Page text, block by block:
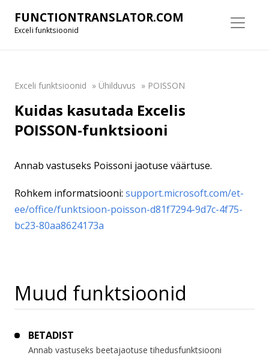
FUNCTIONTRANSLATOR.COM
Exceli funktsioonid
Exceli funktsioonid » Ühilduvus » POISSON
Kuidas kasutada Excelis
POISSON-funktsiooni
Annab vastuseks Poissoni jaotuse väärtuse.
Rohkem informatsiooni: support.microsoft.com/et-
ee/office/funktsioon-poisson-d81f7294-9d7c-4f75-
bc23-80aa8624173a
Muud funktsioonid
BETADIST
Annab vastuseks beetajaotuse tihedusfunktsiooni